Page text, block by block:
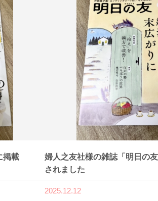
掲載
婦人之友社様の雑誌「明日の
されました
2025.12.12